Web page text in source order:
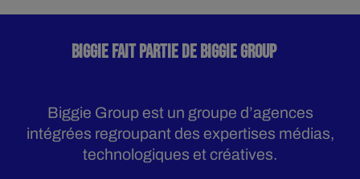
BIGGIE FAIT PARTIE DE BIGGIE GROUP
Biggie Group est un groupe d’agences
intégrées regroupant des expertises médias,
technologiques et créatives.